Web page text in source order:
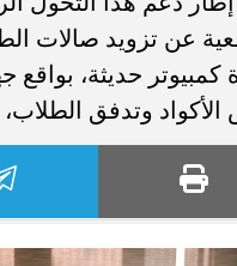
عن تزويد صالات
وتدفق